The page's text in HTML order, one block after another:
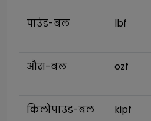
पाउंड-बल lbf
औंस-बल ozf
किलोपाउंड-बल kipf